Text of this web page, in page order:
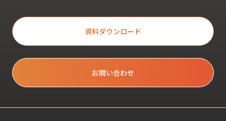
資料ダウンロード
お問い合わせ